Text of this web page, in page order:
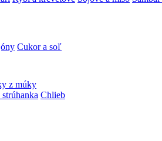
Cukor a soľ
z múky
Chlieb